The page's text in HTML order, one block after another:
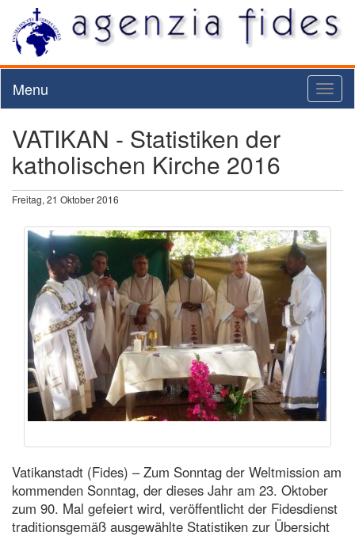
Menu
VATIKAN - Statistiken der
katholischen Kirche 2016
Freitag, 21 Oktober 2016
Vatikanstadt (Fides) – Zum Sonntag der Weltmission am
kommenden Sonntag, der dieses Jahr am 23. Oktober
zum 90. Mal gefeiert wird, veröffentlicht der Fidesdienst
traditionsgemäß ausgewählte Statistiken zur Übersicht